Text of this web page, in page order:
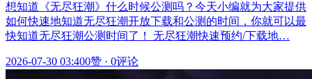
想知道《无尽狂潮》什么时候公测吗？今天小编就为大家提供
如何快速地知道无尽狂潮开放下载和公测的时间，你就可以最
快知道无尽狂潮公测时间了！ 无尽狂潮快速预约/下载地…
2026-07-30 03:400赞 · 0评论